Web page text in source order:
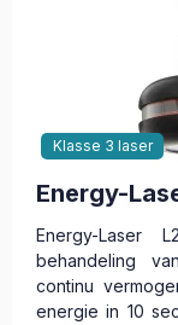
Klasse 3 laser
Energy-
Energy-Laser
behandeling
continu
energie in 10